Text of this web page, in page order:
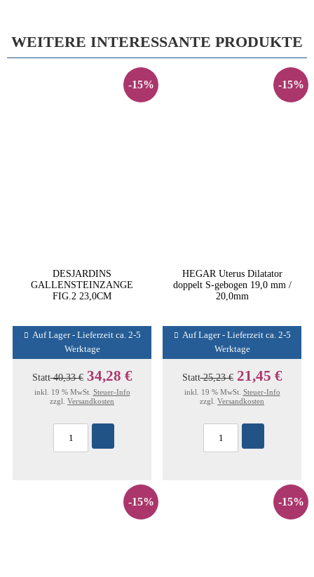
WEITERE INTERESSANTE PRODUKTE
-15%
DESJARDINS
GALLENSTEINZANGE
FIG.2 23,0CM
Auf Lager - Lieferzeit ca. 2-5
Werktage
Statt40,33 € 34,28 €
inkl. 19 % MwSt. Steuer-Info
zzgl. Versandkosten
-15%
HEGAR Uterus Dilatator
doppelt S-gebogen 19,0 mm /
20,0mm
Auf Lager - Lieferzeit ca. 2-5
Werktage
Statt25,23 € 21,45 €
inkl. 19 % MwSt. Steuer-Info
zzgl. Versandkosten
-15% -15%